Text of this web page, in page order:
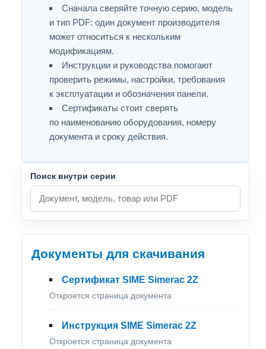
Сначала сверяйте точную серию, модель
и тип PDF: один документ производителя
может относиться к нескольким
модификациям.
Инструкции и руководства помогают
проверить режимы, настройки, требования
к эксплуатации и обозначения панели.
Сертификаты стоит сверять
по наименованию оборудования, номеру
документа и сроку действия.
Поиск внутри серии
Документы для скачивания
Сертификат SIME Simerac 2Z
Откроется страница документа
Инструкция SIME Simerac 2Z
Откроется страница документа